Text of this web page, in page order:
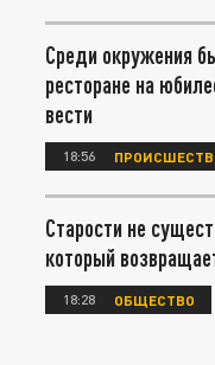
Среди окружения
ресторане на
вести
18:56
Старости не
который
18:28 ОБЩЕСТВО